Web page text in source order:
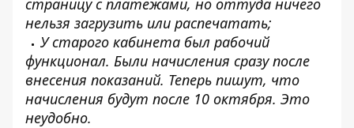
страницу с платежами, но оттуда ничего
нельзя загрузить или распечатать;
У старого кабинета был рабочий
функционал. Были начисления сразу после
внесения показаний. Теперь пишут, что
начисления будут после 10 октября. Это
неудобно.